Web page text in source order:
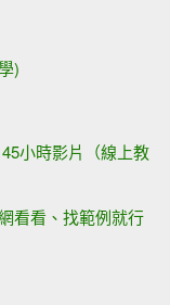
)
小時影片（線上教
看看、找範例就行